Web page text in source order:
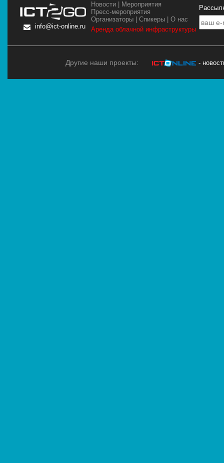
info@ict-online.ru
Новости
Мероприятия
Пресс-мероприятия
Организаторы |Спикеры |О нас
Аренда облачной инфраструктуры
Другие наши проекты: -